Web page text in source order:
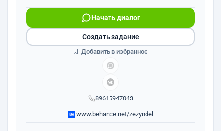
89615947043
Начать диалог
www.behance.net/zezyndel
Создать задание
Добавить в избранное